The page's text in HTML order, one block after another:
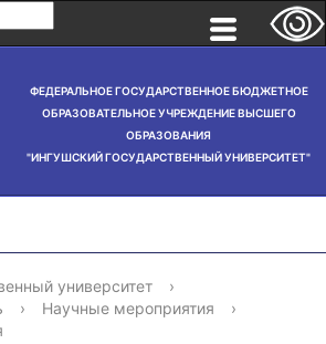
ФЕДЕРАЛЬНОЕ ГОСУДАРСТВЕННОЕ БЮДЖЕТНОЕ
ОБРАЗОВАТЕЛЬНОЕ УЧРЕЖДЕНИЕ ВЫСШЕГО
ОБРАЗОВАНИЯ
"ИНГУШСКИЙ ГОСУДАРСТВЕННЫЙ УНИВЕРСИТЕТ"
НАУЧНАЯ
ДЕЯТЕЛЬНОСТЬ
университет
›
› Научные мероприятия
›